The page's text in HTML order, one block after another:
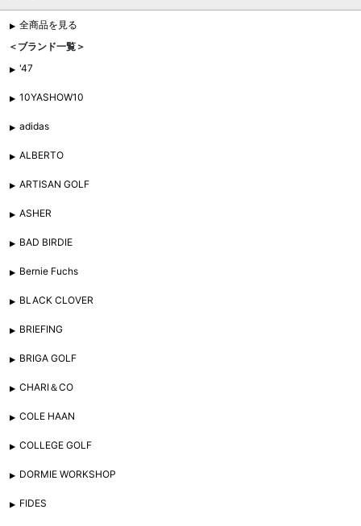
全商品を見る
＜ブランド一覧＞
'47
10YASHOW10
adidas
ALBERTO
ARTISAN GOLF
ASHER
BAD BIRDIE
Bernie Fuchs
BLACK CLOVER
BRIEFING
BRIGA GOLF
CHARI＆CO
COLE HAAN
COLLEGE GOLF
DORMIE WORKSHOP
FIDES